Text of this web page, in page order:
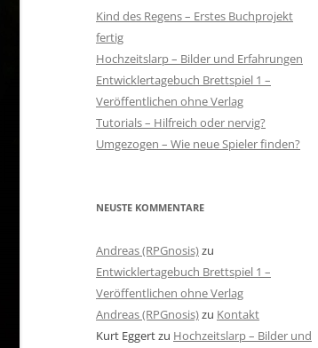
Kind des Regens – Erstes Buchprojekt
fertig
Hochzeitslarp – Bilder und Erfahrungen
Entwicklertagebuch Brettspiel 1 –
Veröffentlichen ohne Verlag
Tutorials – Hilfreich oder nervig?
Umgezogen – Wie neue Spieler finden?
NEUSTE KOMMENTARE
Andreas (RPGnosis)zu
Entwicklertagebuch Brettspiel 1 –
Veröffentlichen ohne Verlag
Andreas (RPGnosis)zu Kontakt
Kurt Eggertzu Hochzeitslarp – Bilder und